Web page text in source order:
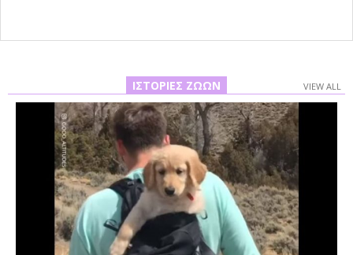
ΙΣΤΟΡΊΕΣ ΖΏΩΝ VIEW ALL